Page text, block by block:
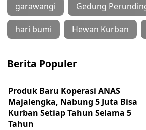
garawangi Gedung
hari bumi Hewan Kurban
Berita Populer
Produk Baru Koperasi ANAS
Majalengka, Nabung 5 Juta Bisa
Kurban Setiap Tahun Selama 5
Tahun